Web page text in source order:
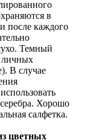
в
после каждого
Темный
личных
В случае
Хорошо
салфетка.
цветных